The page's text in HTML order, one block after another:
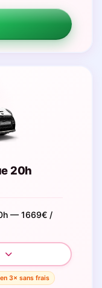
20h
— 1669€ /
3× sans frais